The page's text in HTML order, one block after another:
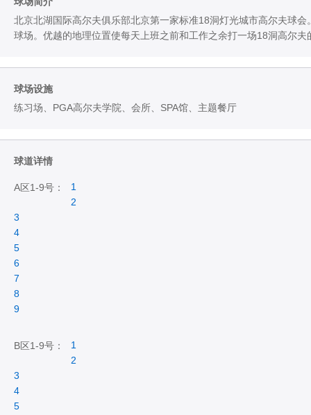
北京北湖国际高尔夫俱乐部北京第一家标准18洞灯光城市高尔夫球
球场。优越的地理位置使每天上班之前和工作之余打一场18洞高尔夫
球场设施
练习场、PGA高尔夫学院、会所、SPA馆、主题餐厅
球道详情
A区1-9号：
1
2
3
4
5
6
7
8
9
B区1-9号：
1
2
3
4
5